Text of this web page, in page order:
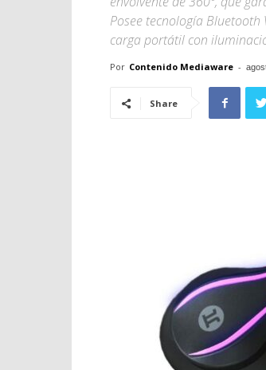
Posee tecnología
carga portátil con
Por Contenido Mediaware -
Share